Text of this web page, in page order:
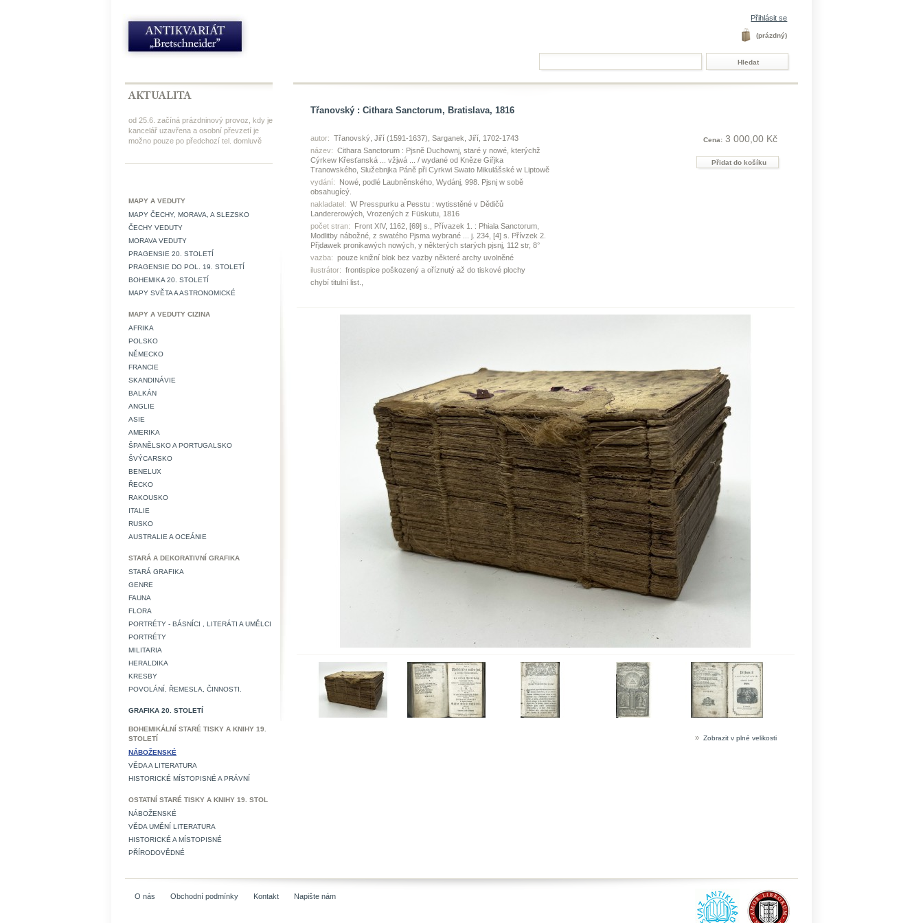
Přihlásit se
(prázdný)
od 25.6. začíná prázdninový provoz, kdy je
kancelář uzavřena a osobní převzetí je
možno pouze po předchozí tel. domluvě
MAPY A VEDUTY
MAPY ČECHY, MORAVA, A SLEZSKO
ČECHY VEDUTY
MORAVA VEDUTY
PRAGENSIE 20. STOLETÍ
PRAGENSIE DO POL. 19. STOLETÍ
BOHEMIKA 20. STOLETÍ
MAPY SVĚTA A ASTRONOMICKÉ
MAPY A VEDUTY CIZINA
AFRIKA
POLSKO
NĚMECKO
FRANCIE
SKANDINÁVIE
BALKÁN
ANGLIE
ASIE
AMERIKA
ŠPANĚLSKO A PORTUGALSKO
ŠVÝCARSKO
BENELUX
ŘECKO
RAKOUSKO
ITALIE
RUSKO
AUSTRALIE A OCEÁNIE
STARÁ A DEKORATIVNÍ GRAFIKA
STARÁ GRAFIKA
GENRE
FAUNA
FLORA
PORTRÉTY - BÁSNÍCI , LITERÁTI A UMĚLCI
PORTRÉTY
MILITARIA
HERALDIKA
KRESBY
POVOLÁNÍ, ŘEMESLA, ČINNOSTI.
GRAFIKA 20. STOLETÍ
BOHEMIKÁLNÍ STARÉ TISKY A KNIHY 19.
STOLETÍ
NÁBOŽENSKÉ
VĚDA A LITERATURA
HISTORICKÉ MÍSTOPISNÉ A PRÁVNÍ
OSTATNÍ STARÉ TISKY A KNIHY 19. STOL
NÁBOŽENSKÉ
VĚDA UMĚNÍ LITERATURA
HISTORICKÉ A MÍSTOPISNÉ
PŘÍRODOVĚDNÉ
Třanovský : Cithara Sanctorum, Bratislava, 1816
autor: Třanovský, Jiří (1591-1637), Sarganek, Jiří, 1702-1743
název: Cithara Sanctorum : Pjsně Duchownj, staré y nowé, kterýchž
Cýrkew Křesťanská ... vžjwá ... / wydané od Kněze Giřjka
Tranowského, Služebnjka Páně při Cyrkwi Swato Mikulášské w Liptowě
vydání:
Nowé, podlé Laubněnského, Wydánj, 998. Pjsnj w sobě
obsahugícý.
nakladatel: W Presspurku a Pesstu : wytisstěné v Dědičů
Landererowých, Vrozených z Füskutu, 1816
počet stran:
Front XIV, 1162, [69] s., Přívazek 1. : Phiala Sanctorum,
Modlitby nábožné, z swatého Pjsma wybrané ... j. 234, [4] s. Přívzek 2.
Přjdawek pronikawých nowých, y některých starých pjsnj, 112 str, 8°
vazba: pouze knižní blok bez vazby některé archy uvolněné
ilustrátor: frontispice poškozený a oříznutý až do tiskové plochy
chybí titulní list.,
Cena: 3 000,00 Kč
» Zobrazit v plné velikosti
O nás Obchodní podmínky Kontakt Napište nám